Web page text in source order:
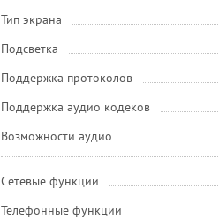
Тип экрана
Подсветка
Поддержка протоколов
Поддержка аудио кодеков
Возможности аудио
Сетевые функции
Телефонные функции